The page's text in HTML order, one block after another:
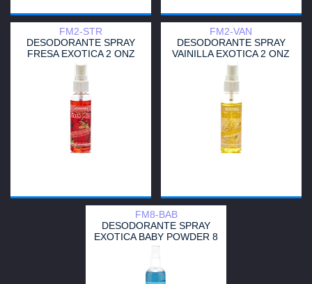
FM2-STR
DESODORANTE SPRAY
FRESA EXOTICA 2 ONZ
FM2-VAN
DESODORANTE SPRAY
VAINILLA EXOTICA 2 ONZ
FM8-BAB
DESODORANTE SPRAY
EXOTICA BABY POWDER 8
ONZ